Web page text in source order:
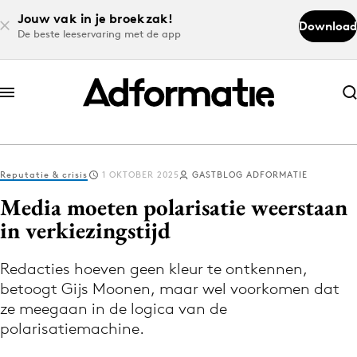
Jouw vak in je broekzak!
De beste leeservaring met de app
Download
Abonneer nu
Abonneer nu
Log in
Download de app
Volg het laatste nieuws via de Adformatie
Nieuws app
Reputatie & crisis 1 OKTOBER 2025 GASTBLOG ADFORMATIE
Media moeten polarisatie weerstaan
in verkiezingstijd
Redacties hoeven geen kleur te ontkennen,
betoogt Gijs Moonen, maar wel voorkomen dat
ze meegaan in de logica van de
polarisatiemachine.